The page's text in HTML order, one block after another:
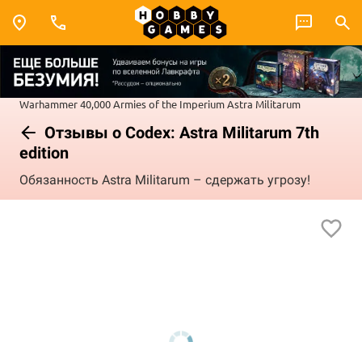
Warhammer 40,000Armies of the ImperiumAstra Militarum
Отзывы о Codex: Astra Militarum 7th
edition
Обязанность Astra Militarum – сдержать угрозу!